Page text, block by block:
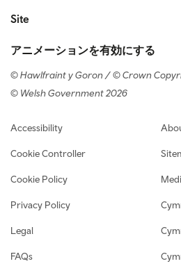
Site
アニメーションを有効にする
© Hawlfraint y Goron / © Crown
© Welsh Government 2026
Footer navigation
Accessibility
Cookie Controller
Cookie Policy
Privacy Policy
Legal
FAQs